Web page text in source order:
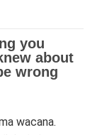
wacana.